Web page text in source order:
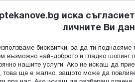
ГРИЖА ЗА МАЙКАТА И ДЕТЕТО
иска
личните Ви
бисквитки, за да ти поднасяме
възможно най-доброто и гладко шопинг
нашите услуги. Ако не искаш да
това ще е жалко, защото може да